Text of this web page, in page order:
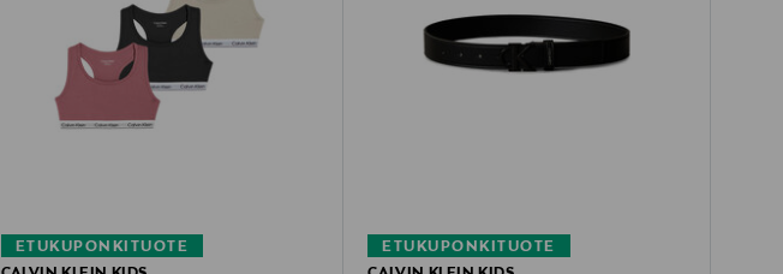
ETUKUPONKITUOTE
ETUKUPONKITUOTE